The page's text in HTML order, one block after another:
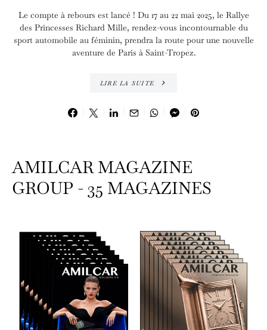
Le compte à rebours est lancé ! Du 17 au 22 mai 2025, le Rallye
des Princesses Richard Mille, rendez-vous incontournable du
sport automobile au féminin, prendra la route pour une nouvelle
aventure de Paris à Saint-Tropez.
LIRE LA SUITE
AMILCAR MAGAZINE
GROUP - 35 MAGAZINES